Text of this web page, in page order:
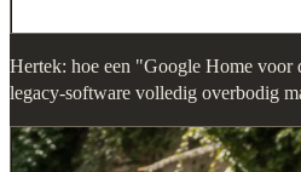
Hertek: hoe een "Google Home voor
legacy-software volledig overbodig